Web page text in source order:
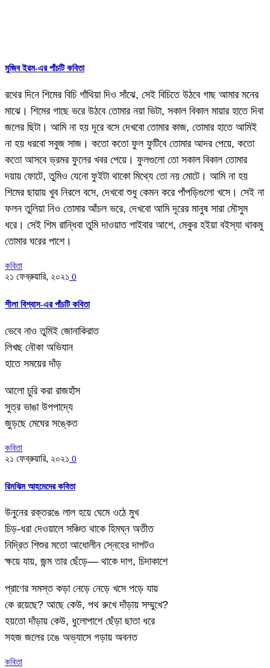
মুজিব ইরম-এর পাঁচটি কবিতা
রথের দিনে শিমের বিচি গাঁথিয়া দিও সাঁঝে, সেই বিচিতে উঠবে গাছ আমার মনের
মাঝে। শিমের গাছে ভরে উঠবে তোমার নয়া ভিটা, সকাল বিকাল মায়ার হাতে দিবা
জলের ছিটা। আমি না হয় দূরে বসে দেখবো তোমার কাজ, তোমার হাতে আমিই
না হয় ধরবো সবুজ সাজ। কতো কতো ফুল ফুটিবে তোমার আদর পেয়ে, কতো
কতো আসবে ভ্রমর ফুলের খবর পেয়ে। ফুলগুলো তো সকাল বিকাল তোমার
দয়ায় ফোটে, তুমিও যেনো ফুইটা থাকো মিথ্যে তো নয় মোটে। আমি না হয়
শিমের ছায়ায় খুব নিরলে বসে, দেখবো শুধু কেমন করে পাঁপড়িগুলো খসে। সেই না
ফলন তুলিয়া নিও তোমার আঁচল ভরে, দেখবো আমি দূরের মানুষ সারা মৌসুম
ধরে। সেই শিম রান্ধিবা তুমি দাওয়াত পাইবার আশে, মেকুর হইয়া বইস্যা থাকমু
তোমার ঘরের পাশে।
কবিতা
২১ ফেব্রুয়ারি, ২০২১ 0
শীলা বিশ্বাস-এর পাঁচটি কবিতা
ভেবে নাও তুমিই জোনাকিরাত
লিখছ নৌকা অভিযান
হাতে সময়ের দাঁড়
আলো চুরি করা রাজহাঁস
সুত্র ভাঙা উপপাদ্যে
জুড়ছে মেঘের সঙ্কেত
কবিতা
২১ ফেব্রুয়ারি, ২০২১ 0
রিমঝিম আহমেদের কবিতা
উনুনের রক্তরঙে লাল হয়ে ঘেমে ওঠে মুখ
চিড়-ধরা দেওয়ালে সঞ্চিত থাকে হিমঘ্ন অতীত
নিদ্রিত শিশুর মতো আধোলীন স্নেহের দাপটও
ক্ষয়ে যায়, জন্ম তার ছেঁড়ে— থাকে দাগ, চিদাকাশে
প্রাণের সমস্ত কড়া নেড়ে নেড়ে খসে পড়ে যায়
কে রয়েছে? আছে কেউ, পথ রুখে দাঁড়ায় সম্মুখে?
হয়তো দাঁড়ায় কেউ, ধুলোপাশে ছেঁড়া ছাতা ধরে
সহজ জলের ঢঙে অভ্যাসে গড়ায় অবনত
কবিতা